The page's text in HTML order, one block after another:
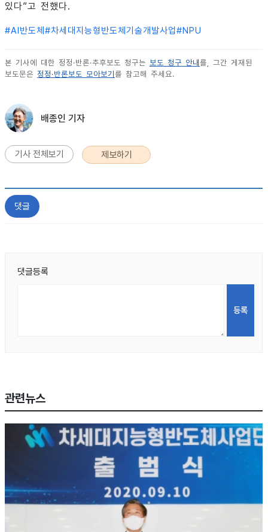
있다”고 전했다.
#AI반도체 #차세대지능형반도체기술개발사업#NPU
본 기사에 대한 정정·반론·추후보도 청구는 보도 청구 안내 를, 그간 게재된
보도문은 정정·반론보도 모아보기 를 참고해 주세요.
배종인 기자
기사 전체보기 제보하기
댓글
댓글등록
관련뉴스